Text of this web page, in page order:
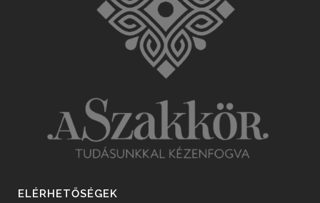
ELÉRHETŐSÉGEK